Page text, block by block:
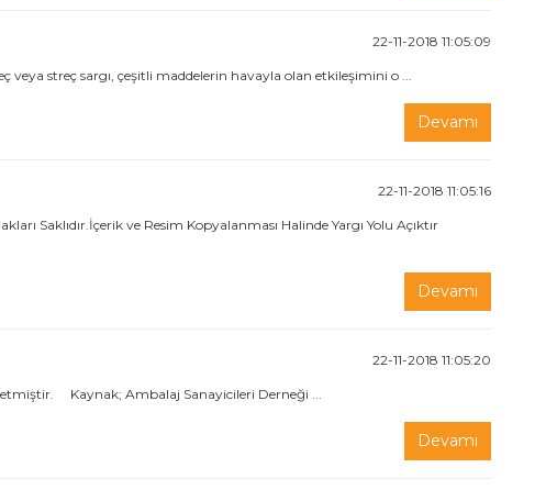
22-11-2018 11:05:09
streç sargı, çeşitli maddelerin havayla olan etkileşimini o ...
Devamı
22-11-2018 11:05:16
ve Resim Kopyalanması Halinde Yargı Yolu Açıktır
Devamı
22-11-2018 11:05:20
etmiştir. Kaynak; Ambalaj Sanayicileri Derneği ...
Devamı